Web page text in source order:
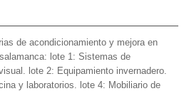
de acondicionamiento y mejora en
lote 1: Sistemas de
lote 2: Equipamiento invernadero.
y laboratorios. lote 4: Mobiliario de